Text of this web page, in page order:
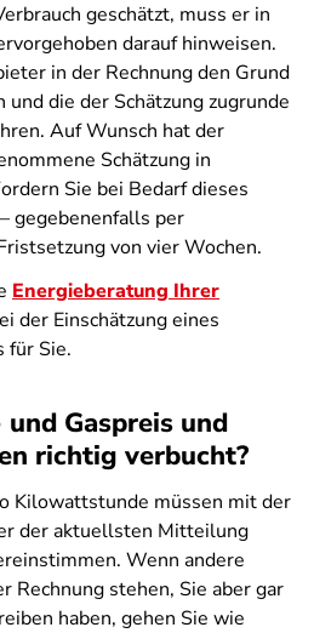
geschätzt, muss er in
darauf hinweisen.
in der Rechnung den Grund
und die der Schätzung zugrunde
Auf Wunsch hat der
Schätzung in
Sie bei Bedarf dieses
gegebenenfalls per
von vier Wochen.
Energieberatung Ihrer
der Einschätzung eines
für Sie.
Gaspreis und
richtig verbucht?
Kilowattstunde müssen mit der
der aktuellsten Mitteilung
Wenn andere
Rechnung stehen, Sie aber gar
haben, gehen Sie wie